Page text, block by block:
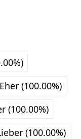
Eher (100.00%)
(100.00%)
(100.00%)